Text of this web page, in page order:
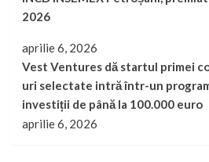
2026
aprilie 6, 2026
Vest Ventures dă startul primei
uri selectate intră într-un
investiții de până la 100.000 euro
aprilie 6, 2026